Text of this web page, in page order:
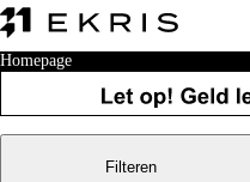
Homepage
Filteren